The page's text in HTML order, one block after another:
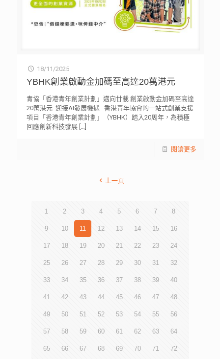
18/11/2025
YBHK創業啟動金加碼至高達20萬港元
青協「香港青年創業計劃」邁向廿載 創業啟動金加碼至高達
20萬港元 迎接AI發展機遇 香港青年協會的一站式創業支援
項目「香港青年創業計劃」（YBHK）踏入20周年，為積極
回應創新科技發展[…]
閱讀更多
上一頁
1 2 3 4 5 6 7 8
9 10 11 12 13 14 15 16
17 18 19 20 21 22 23 24
25 26 27 28 29 30 31 32
33 34 35 36 37 38 39 40
41 42 43 44 45 46 47 48
49 50 51 52 53 54 55 56
57 58 59 60 61 62 63 64
65 66 67 68 69 70 71 72